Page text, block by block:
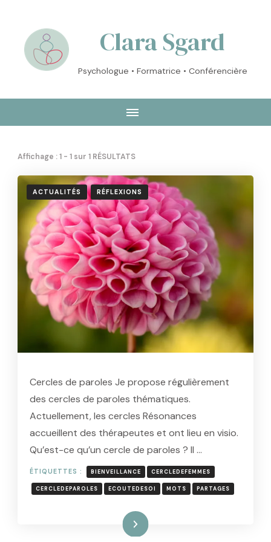
Clara Sgard
Psychologue • Formatrice • Conférencière
Affichage : 1 - 1 sur 1 RÉSULTATS
ACTUALITÉS RÉFLEXIONS
Cercles de paroles Je propose régulièrement
des cercles de paroles thématiques.
Actuellement, les cercles Résonances
accueillent des thérapeutes et ont lieu en visio.
Qu’est-ce qu’un cercle de paroles ? Il …
ÉTIQUETTES : BIENVEILLANCE CERCLEDEFEMMES
CERCLEDEPAROLES ECOUTEDESOI MOTS PARTAGES
Lire la suite